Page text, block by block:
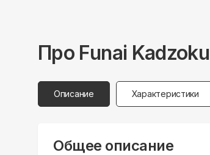
Про Funai
Описание Характеристики
Общее описание